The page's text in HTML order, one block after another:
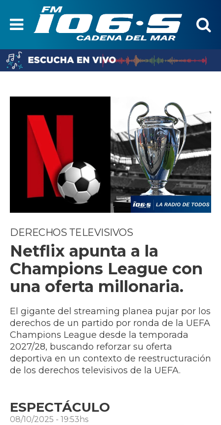
DERECHOS TELEVISIVOS
Netflix apunta a la
Champions League con
una oferta millonaria.
El gigante del streaming planea pujar por los
derechos de un partido por ronda de la UEFA
Champions League desde la temporada
2027/28, buscando reforzar su oferta
deportiva en un contexto de reestructuración
de los derechos televisivos de la UEFA.
ESPECTÁCULO
08/10/2025 - 19:53hs